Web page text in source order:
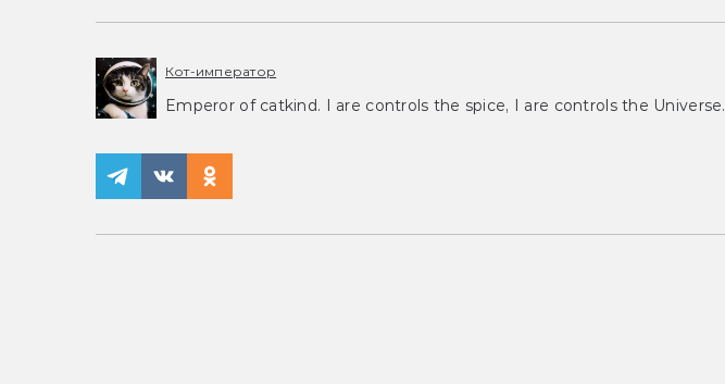
Кот-император
Emperor of catkind. I are controls the spice, I are controls the Universe.